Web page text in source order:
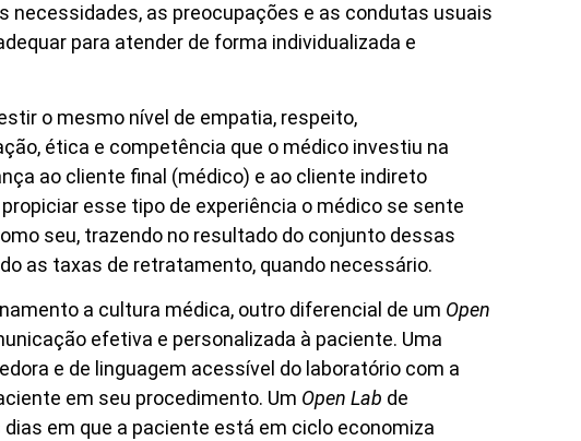
necessidades, as preocupações e as condutas usuais
para atender de forma individualizada e
o mesmo nível de empatia, respeito,
ética e competência que o médico investiu na
ao cliente final (médico) e ao cliente indireto
esse tipo de experiência o médico se sente
seu, trazendo no resultado do conjunto dessas
as taxas de retratamento, quando necessário.
a cultura médica, outro diferencial de um Open
efetiva e personalizada à paciente. Uma
e de linguagem acessível do laboratório com a
em seu procedimento. Um Open Lab de
em que a paciente está em ciclo economiza